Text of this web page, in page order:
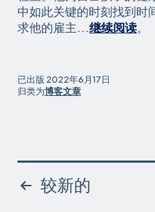
中如此关键的时刻找到时
求他的雇主...继续阅读在。
已出版 2022年6月17日
归类为博客文章
帖较新的